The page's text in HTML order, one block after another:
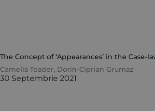
The Concept of ‘Appearances’ in the
Camelia Toader, Dorin-Ciprian Grumaz
30 Septembrie 2021